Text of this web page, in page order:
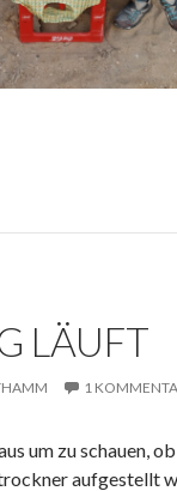
LÄUFT
1
um zu schauen,
aufgestellt